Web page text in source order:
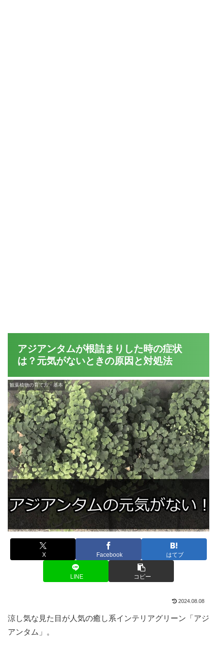
アジアンタムが根詰まりした時の症状
は？元気がないときの原因と対処法
観葉植物の育て方・基本
X Facebook はてブ
LINE コピー
2024.08.08
涼し気な見た目が人気の癒し系インテリアグリーン「アジ
アンタム」。